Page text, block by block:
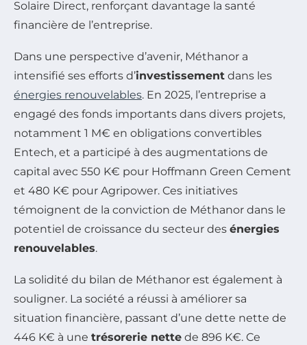
Solaire Direct, renforçant davantage la santé
financière de l’entreprise.
Dans une perspective d’avenir, Méthanor a
intensifié ses efforts d’investissement dans les
énergies renouvelables. En 2025, l’entreprise a
engagé des fonds importants dans divers projets,
notamment 1 M€ en obligations convertibles
Entech, et a participé à des augmentations de
capital avec 550 K€ pour Hoffmann Green Cement
et 480 K€ pour Agripower. Ces initiatives
témoignent de la conviction de Méthanor dans le
potentiel de croissance du secteur des énergies
renouvelables.
La solidité du bilan de Méthanor est également à
souligner. La société a réussi à améliorer sa
situation financière, passant d’une dette nette de
446 K€ à une trésorerie nette de 896 K€. Ce